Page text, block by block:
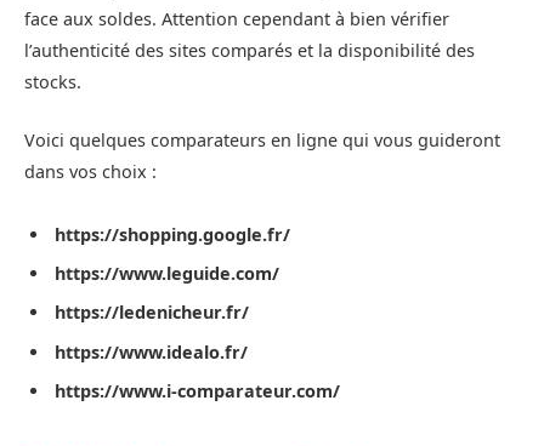
face aux soldes. Attention cependant à bien vérifier
l’authenticité des sites comparés et la disponibilité des
stocks.
Voici quelques comparateurs en ligne qui vous guideront
dans vos choix :
https://shopping.google.fr/
https://www.leguide.com/
https://ledenicheur.fr/
https://www.idealo.fr/
https://www.i-comparateur.com/